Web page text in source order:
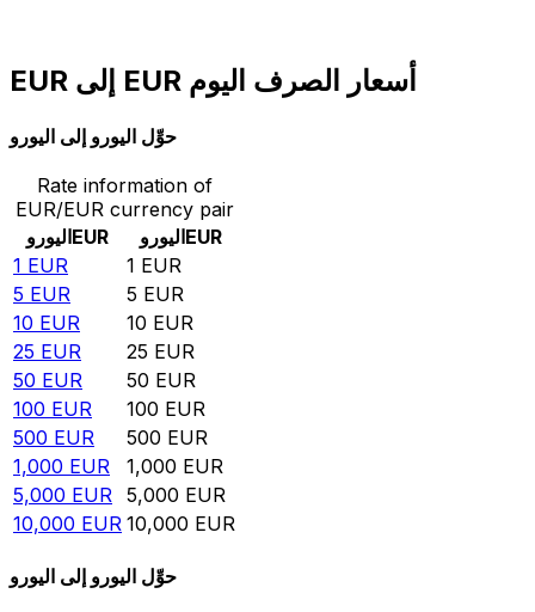
EUR إلى EUR أسعار الصرف اليوم
حوِّل اليورو إلى اليورو
Rate information of
EUR/EUR currency pair
اليوروEUR اليوروEUR
1 EUR 1 EUR
5 EUR 5 EUR
10 EUR 10 EUR
25 EUR 25 EUR
50 EUR 50 EUR
100 EUR 100 EUR
500 EUR 500 EUR
1,000 EUR 1,000 EUR
5,000 EUR 5,000 EUR
10,000 EUR 10,000 EUR
حوِّل اليورو إلى اليورو